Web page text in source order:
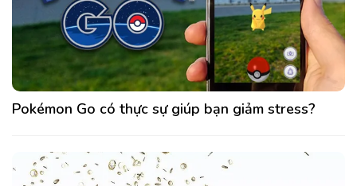
Pokémon Go có thực sự giúp bạn giảm stress?